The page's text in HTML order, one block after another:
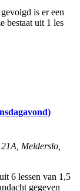
is er een
bestaat uit 1 les
Melderslo,
6 lessen van 1,5
gegeven